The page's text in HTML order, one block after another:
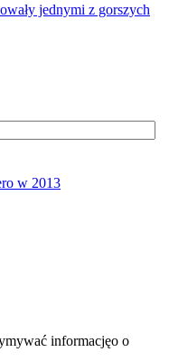
jednymi z gorszych
w 2013
informacjęo o